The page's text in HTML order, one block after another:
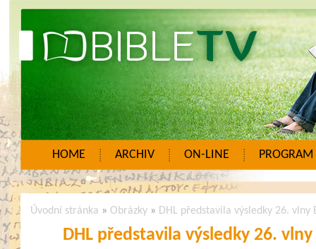
HOME ARCHIV ON-LINE PROGRAM
Úvodní stránka » Obrázky » DHL představila výsledky 26. vlny
DHL představila výsledky 26.